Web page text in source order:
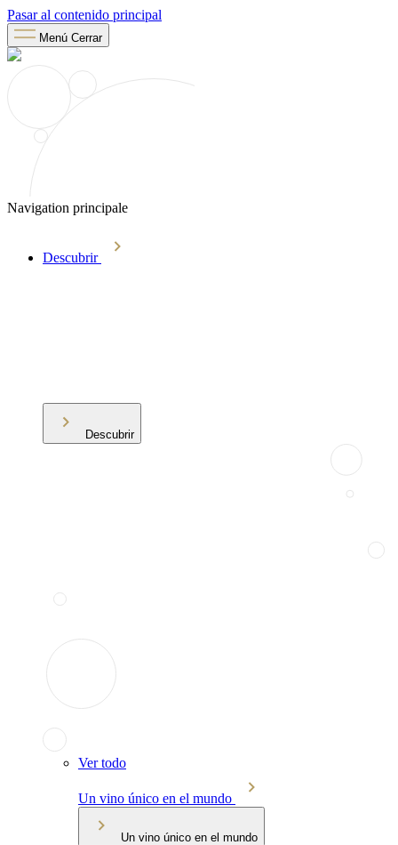
Pasar al contenido principal
Menú Cerrar
Navigation principale
Descubrir
Descubrir
Ver todo
Un vino único en el mundo
Un vino único en el mundo